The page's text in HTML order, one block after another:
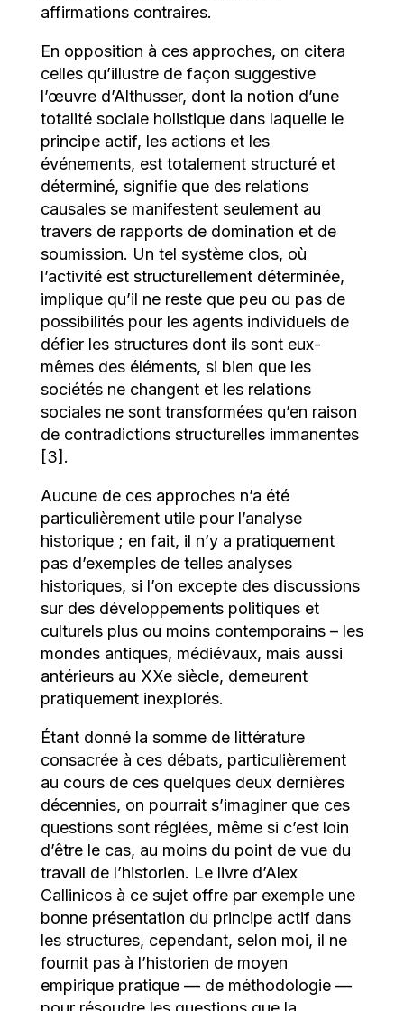
affirmations contraires.
En opposition à ces approches, on citera
celles qu’illustre de façon suggestive
l’œuvre d’Althusser, dont la notion d’une
totalité sociale holistique dans laquelle le
principe actif, les actions et les
événements, est totalement structuré et
déterminé, signifie que des relations
causales se manifestent seulement au
travers de rapports de domination et de
soumission. Un tel système clos, où
l’activité est structurellement déterminée,
implique qu’il ne reste que peu ou pas de
possibilités pour les agents individuels de
défier les structures dont ils sont eux-
mêmes des éléments, si bien que les
sociétés ne changent et les relations
sociales ne sont transformées qu’en raison
de contradictions structurelles immanentes
[3].
Aucune de ces approches n’a été
particulièrement utile pour l’analyse
historique ; en fait, il n’y a pratiquement
pas d’exemples de telles analyses
historiques, si l’on excepte des discussions
sur des développements politiques et
culturels plus ou moins contemporains – les
mondes antiques, médiévaux, mais aussi
antérieurs au XXe siècle, demeurent
pratiquement inexplorés.
Étant donné la somme de littérature
consacrée à ces débats, particulièrement
au cours de ces quelques deux dernières
décennies, on pourrait s’imaginer que ces
questions sont réglées, même si c’est loin
d’être le cas, au moins du point de vue du
travail de l’historien. Le livre d’Alex
Callinicos à ce sujet offre par exemple une
bonne présentation du principe actif dans
les structures, cependant, selon moi, il ne
fournit pas à l’historien de moyen
empirique pratique — de méthodologie —